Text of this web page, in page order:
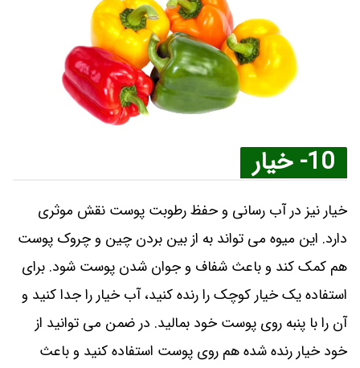
10- خیار
خیار نیز در آب رسانی و حفظ رطوبت پوست نقش موثری
دارد. این میوه می تواند به از بین بردن چین و چروک پوست
هم کمک کند و باعث شفاف و جوان شدن پوست شود. برای
استفاده یک خیار کوچک را رنده کنید، آب خیار را جدا کنید و
آن را با پنبه روی پوست خود بمالید. در ضمن می توانید از
خود خیار رنده شده هم روی پوست استفاده کنید و باعث